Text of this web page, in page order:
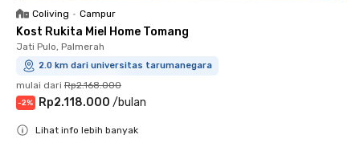
Coliving • Campur
Kost Rukita Miel Home Tomang
Jati Pulo, Palmerah
2.0 km dari universitas tarumanegara
mulai dari Rp2.168.000
-2% Rp2.118.000 /bulan
Lihat info lebih banyak